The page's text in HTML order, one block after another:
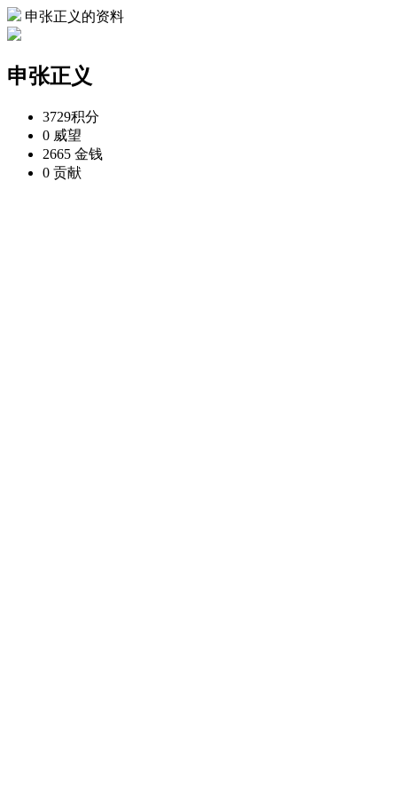
申张正义的资料
申张正义
3729积分
0 威望
2665 金钱
0 贡献